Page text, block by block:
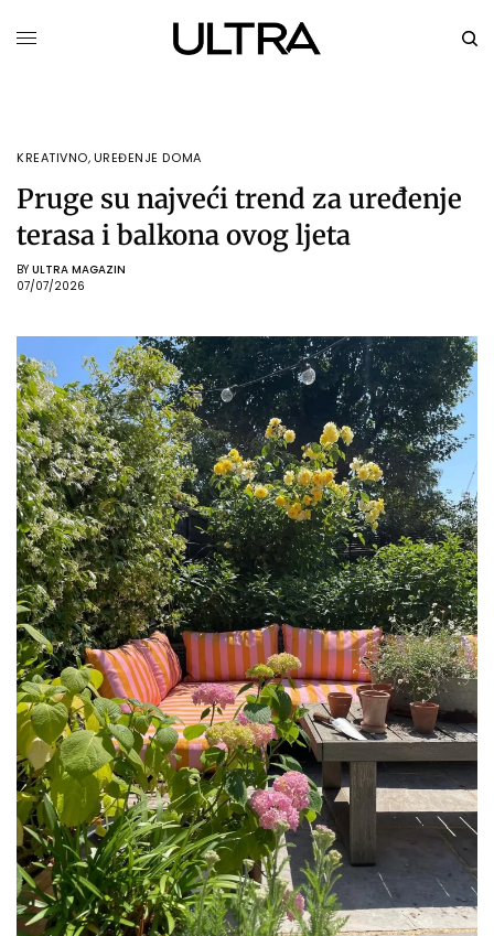
KREATIVNO,UREĐENJE DOMA
Pruge su najveći trend za uređenje
terasa i balkona ovog ljeta
BY ULTRA MAGAZIN
07/07/2026